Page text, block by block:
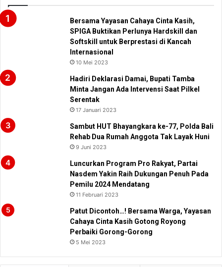
Bersama Yayasan Cahaya Cinta Kasih,
SPIGA Buktikan Perlunya Hardskill dan
Softskill untuk Berprestasi di Kancah
Internasional
10 Mei 2023
Hadiri Deklarasi Damai, Bupati Tamba
Minta Jangan Ada Intervensi Saat Pilkel
Serentak
17 Januari 2023
Sambut HUT Bhayangkara ke-77, Polda Bali
Rehab Dua Rumah Anggota Tak Layak Huni
9 Juni 2023
Luncurkan Program Pro Rakyat, Partai
Nasdem Yakin Raih Dukungan Penuh Pada
Pemilu 2024 Mendatang
11 Februari 2023
Patut Dicontoh…! Bersama Warga, Yayasan
Cahaya Cinta Kasih Gotong Royong
Perbaiki Gorong-Gorong
5 Mei 2023